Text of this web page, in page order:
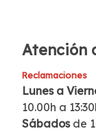
Atención
Reclamaciones
Lunes a
10.00h a
Sábados de